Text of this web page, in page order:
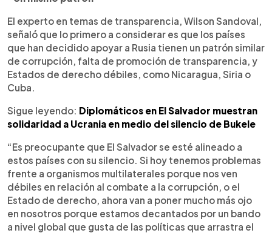
El experto en temas de transparencia, Wilson Sandoval,
señaló que lo primero a considerar es que los países
que han decidido apoyar a Rusia tienen un patrón similar
de corrupción, falta de promoción de transparencia, y
Estados de derecho débiles, como Nicaragua, Siria o
Cuba.
Sigue leyendo: Diplomáticos en El Salvador muestran
solidaridad a Ucrania en medio del silencio de Bukele
“Es preocupante que El Salvador se esté alineado a
estos países con su silencio. Si hoy tenemos problemas
frente a organismos multilaterales porque nos ven
débiles en relación al combate a la corrupción, o el
Estado de derecho, ahora van a poner mucho más ojo
en nosotros porque estamos decantados por un bando
a nivel global que gusta de las políticas que arrastra el